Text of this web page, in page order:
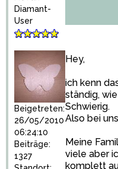
Diamant-
User
Beigetreten:
26/05/2010
06:24:10
Beiträge:
1327
Hey,
ich kenn
ständig,
Schwierig.
Also bei
Meine
viele aber
komplett